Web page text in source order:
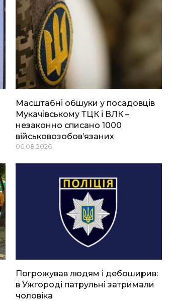
Масштабні обшуки у посадовців
Мукачівському ТЦК і ВЛК –
незаконно списано 1000
військовозобов’язаних
06.08.2026
Погрожував людям і дебоширив:
в Ужгороді патрульні затримали
чоловіка